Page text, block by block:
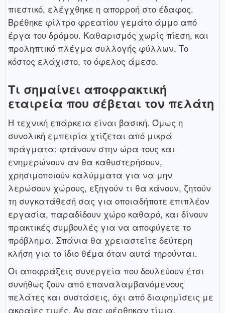
πιεστικό, ελέγχθηκε η απορροή στο έδαφος.
Βρέθηκε φίλτρο φρεατίου γεμάτο άμμο από
έργα του δρόμου. Καθαρισμός χωρίς πίεση, και
προληπτικό πλέγμα συλλογής φύλλων. Το
κόστος ελάχιστο, το όφελος άμεσο.
Τι σημαίνει αποφρακτική
εταιρεία που σέβεται τον πελάτη
Η τεχνική επάρκεια είναι βασική. Όμως η
συνολική εμπειρία χτίζεται από μικρά
πράγματα: φτάνουν στην ώρα τους και
ενημερώνουν αν θα καθυστερήσουν,
χρησιμοποιούν καλύμματα για να μην
λερώσουν χώρους, εξηγούν τι θα κάνουν, ζητούν
τη συγκατάθεσή σας για οποιαδήποτε επιπλέον
εργασία, παραδίδουν χώρο καθαρό, και δίνουν
πρακτικές συμβουλές για να αποφύγετε το
πρόβλημα. Σπάνια θα χρειαστείτε δεύτερη
κλήση για το ίδιο θέμα όταν αυτά τηρούνται.
Οι αποφράξεις συνεργεία που δουλεύουν έτσι
συνήθως ζουν από επαναλαμβανόμενους
πελάτες και συστάσεις, όχι από διαφημίσεις με
ακραίες τιμές. Αν σας φέρθηκαν τίμια,